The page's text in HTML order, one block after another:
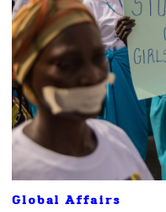
Global Affairs